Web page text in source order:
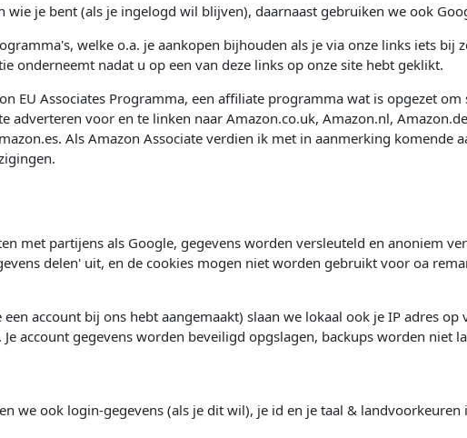
je bent (als je ingelogd wil blijven), daarnaast gebruiken we ook
welke o.a. je aankopen bijhouden als je via onze links iets bij
onderneemt nadat u op een van deze links op onze site hebt geklikt.
EU Associates Programma, een affiliate programma wat is opgezet om
adverteren voor en te linken naar Amazon.co.uk, Amazon.nl,
Als Amazon Associate verdien ik met in aanmerking komende
met partijens als Google, gegevens worden versleuteld en anoniem
delen' uit, en de cookies mogen niet worden gebruikt voor oa
account bij ons hebt aangemaakt) slaan we lokaal ook je IP adres op
account gegevens worden beveiligd opgslagen, backups worden niet
we ook login-gegevens (als je dit wil), je id en je taal & landvoorkeuren